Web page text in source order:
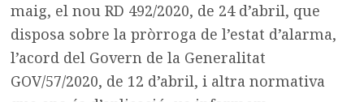
maig, el nou RD 492/2020, de 24 d’abril, que
disposa sobre la pròrroga de l’estat d’alarma,
l’acord del Govern de la Generalitat
GOV/57/2020, de 12 d’abril, i altra normativa